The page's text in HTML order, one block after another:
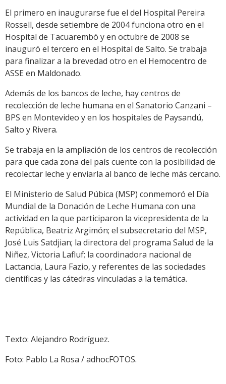
El primero en inaugurarse fue el del Hospital Pereira
Rossell, desde setiembre de 2004 funciona otro en el
Hospital de Tacuarembó y en octubre de 2008 se
inauguró el tercero en el Hospital de Salto. Se trabaja
para finalizar a la brevedad otro en el Hemocentro de
ASSE en Maldonado.
Además de los bancos de leche, hay centros de
recolección de leche humana en el Sanatorio Canzani –
BPS en Montevideo y en los hospitales de Paysandú,
Salto y Rivera.
Se trabaja en la ampliación de los centros de recolección
para que cada zona del país cuente con la posibilidad de
recolectar leche y enviarla al banco de leche más cercano.
El Ministerio de Salud Púbica (MSP) conmemoró el Día
Mundial de la Donación de Leche Humana con una
actividad en la que participaron la vicepresidenta de la
República, Beatriz Argimón; el subsecretario del MSP,
José Luis Satdjian; la directora del programa Salud de la
Niñez, Victoria Lafluf; la coordinadora nacional de
Lactancia, Laura Fazio, y referentes de las sociedades
científicas y las cátedras vinculadas a la temática.
Texto: Alejandro Rodríguez.
Foto: Pablo La Rosa / adhocFOTOS.